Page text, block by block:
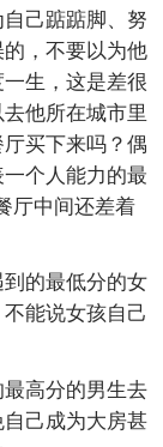
己踮踮脚、努
，不要以为他
生，这是差很
他所在城市里
买下来吗？偶
个人能力的最
厅中间还差着
的最低分的女
能说女孩自己
高分的男生去
己成为大房甚